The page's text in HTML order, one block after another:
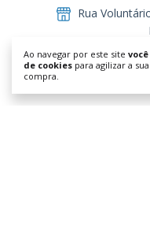
Ao navegar por este site
de cookies para agilizar a
compra.
Rua
09:00